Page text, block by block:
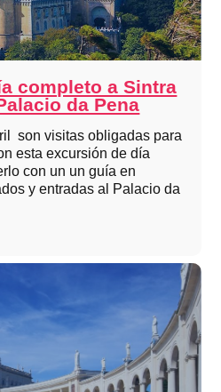
completo a Sintra
da Pena
son visitas obligadas para
esta excursión de día
con un un guía en
y entradas al Palacio da